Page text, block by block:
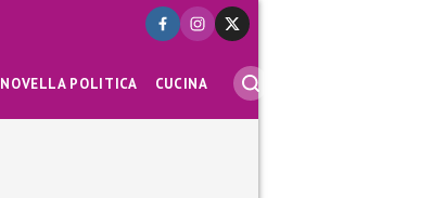
NOVELLA POLITICA CUCINA